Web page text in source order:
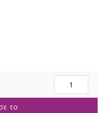
ΜΕΤΑΛΛΙΚΟ
ΛΑΜΠΑΤΕΡ
το